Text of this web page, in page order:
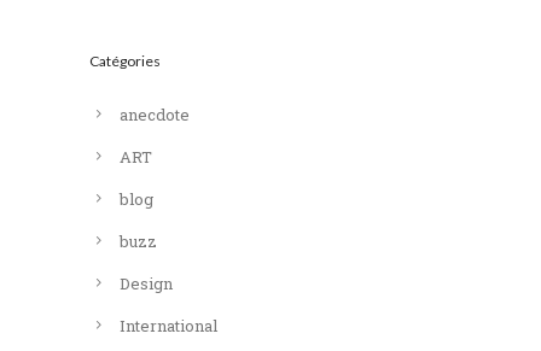
Catégories
anecdote
ART
blog
buzz
Design
International